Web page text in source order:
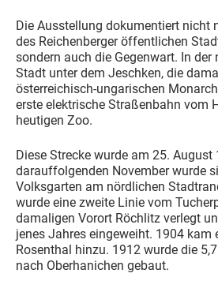
Die Ausstellung dokumentiert nicht
des Reichenberger öffentlichen
sondern auch die Gegenwart. In der
Stadt unter dem Jeschken, die
österreichisch-ungarischen
erste elektrische Straßenbahn vom
heutigen Zoo.
Diese Strecke wurde am 25.
darauffolgenden November wurde
Volksgarten am nördlichen
wurde eine zweite Linie vom
damaligen Vorort Röchlitz verlegt
jenes Jahres eingeweiht. 1904 kam
Rosenthal hinzu. 1912 wurde die
nach Oberhanichen gebaut.